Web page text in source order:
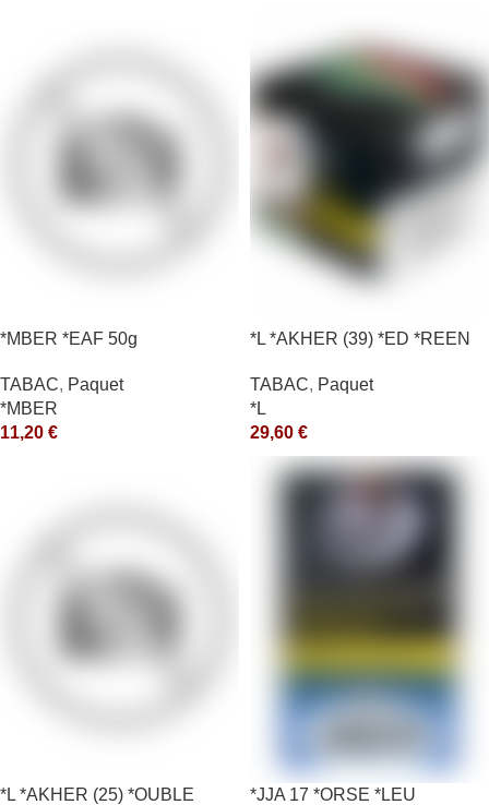
*MBER *EAF 50g
TABAC, Paquet
*MBER
11,20 €
*L *AKHER (39) *ED *REEN
TABAC, Paquet
*L
29,60 €
*L *AKHER (25) *OUBLE
*JJA 17 *ORSE *LEU